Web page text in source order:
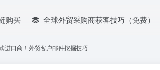
购买 全球外贸采购商获客技巧（免费）
进口商！外贸客户邮件挖掘技巧